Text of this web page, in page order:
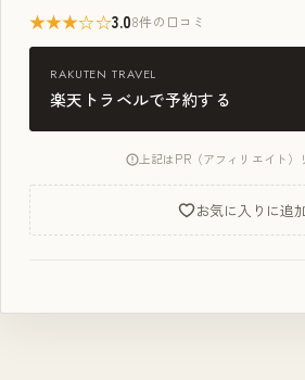
★★★☆☆3.08件の口コミ
RAKUTEN TRAVEL
楽天トラベルで予約する
上記はPR（アフィリエイト）
お気に入りに追